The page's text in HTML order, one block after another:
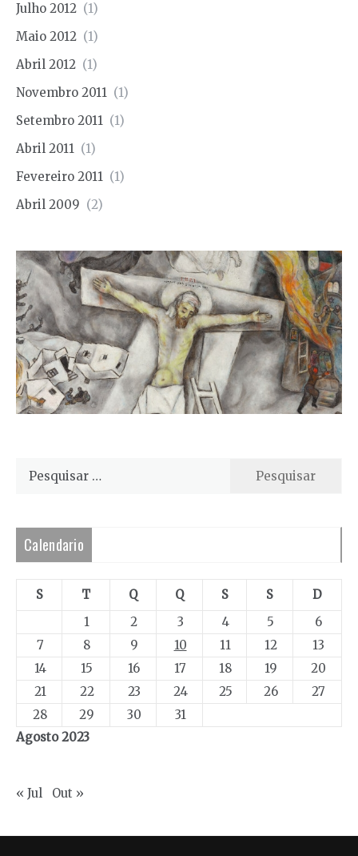
Julho 2012 (1)
Maio 2012 (1)
Abril 2012 (1)
Novembro 2011 (1)
Setembro 2011 (1)
Abril 2011 (1)
Fevereiro 2011 (1)
Abril 2009 (2)
Pesquisar
Calendario
Agosto 2023
S T Q Q S S
D
1
2 3 4 5
6
7
8 9 10 11 12
13
14
15 16 17 18 19
20
21
22 23 24 25 26
27
28
29 30 31
« Jul Out »